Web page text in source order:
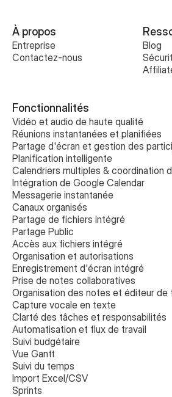
À propos
Entreprise
Contactez-nous
Blog
Fonctionnalités
Vidéo et audio de haute qualité
Réunions instantanées et planifiées
Partage d'écran et gestion des
Planification intelligente
Calendriers multiples & coordination
Intégration de Google Calendar
Messagerie instantanée
Canaux organisés
Partage de fichiers intégré
Partage Public
Accès aux fichiers intégré
Organisation et autorisations
Enregistrement d'écran intégré
Prise de notes collaboratives
Organisation des notes et éditeur de
Capture vocale en texte
Clarté des tâches et responsabilités
Automatisation et flux de travail
Suivi budgétaire
Vue Gantt
Suivi du temps
Import Excel/CSV
Sprints